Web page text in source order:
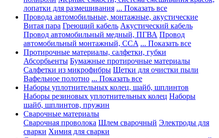
лопатки для размешивания ... Показать все
Провода автомобильные, монтажные, акустические
Витая пара Греющий кабель Акустический кабель
Провод автомобильный медный, ПГВА Провод
автомобильный монтажный, CCA ... Показать все
Протирочные материалы, салфетки, губки
Абсорбьенты Бумажные протирочные материалы
Салфетки из микрофибры Щетки для очистки пыли
Вафельное полотно ... Показать все
Наборы уплотнительных колец, шайб, шплинтов
Наборы резиновых уплотнительных колец Наборы
шайб, шплинтов, пружин
Сварочные материалы
Сварочная проволока Шлем сварочный Электроды для
сварки Химия для сварки